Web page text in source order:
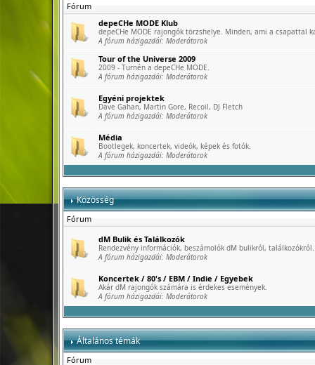
Fórum
depeCHe MODE Klub
depeCHe MODE rajongók törzshelye. Minden, ami a csapattal
A fórum házigazdái: Moderátorok
Tour of the Universe 2009
2009 - Turnén a depeCHe MODE.
A fórum házigazdái: Moderátorok
Egyéni projektek
Dave Gahan, Martin Gore, Recoil, DJ Fletch
A fórum házigazdái: Moderátorok
Média
Bootlegek, koncertek, videók, képek és fotók.
A fórum házigazdái: Moderátorok
Közösség
Fórum
dM Bulik és Találkozók
Rendezvény információk, beszámolók dM bulikról, találkozókról.
A fórum házigazdái: Moderátorok
Koncertek / 80's / EBM / Indie / Egyebek
Akár dM rajongók számára is érdekes események.
A fórum házigazdái: Moderátorok
Általános témák
Fórum